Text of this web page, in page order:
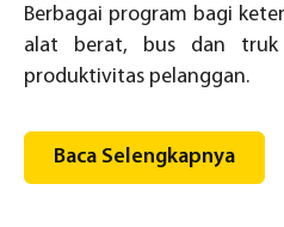
Berbagai program bagi
alat berat, bus dan truk
produktivitas pelanggan.
Baca Selengkapnya